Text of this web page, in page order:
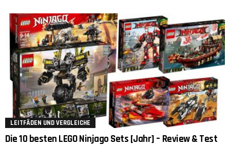
LEITFÄDEN UND VERGLEICHE
Die 10 besten LEGO Ninjago Sets [Jahr] – Review & Test